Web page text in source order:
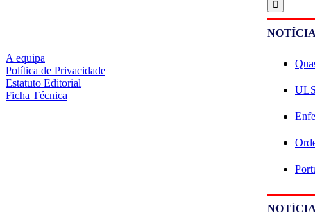
A equipa
Política de Privacidade
Estatuto Editorial
Ficha Técnica